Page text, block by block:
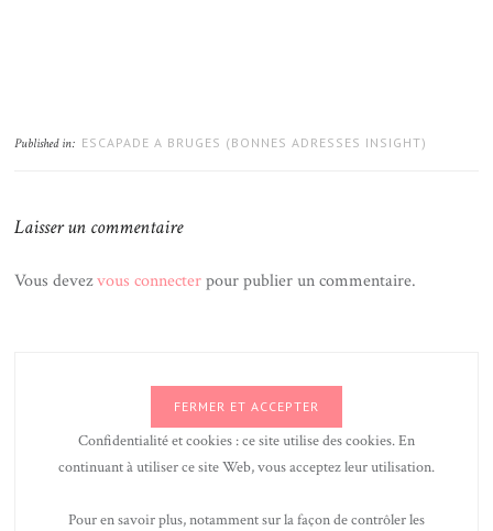
Published in: ESCAPADE A BRUGES (BONNES ADRESSES INSIGHT)
Laisser un commentaire
Vous devezvous connecterpour publier un commentaire.
Confidentialité et cookies : ce site utilise des cookies. En
continuant à utiliser ce site Web, vous acceptez leur utilisation.
Pour en savoir plus, notamment sur la façon de contrôler les